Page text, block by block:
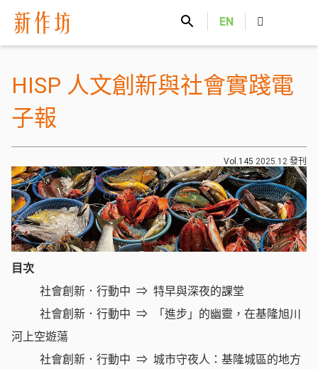
EN
HISP 人文創新與社會實踐電
子報
Vol.145 2025.12 發刊
目次
社會創新．行動中
特早與深夜的課堂
社會創新．行動中
「進步」的幽靈，在基隆旭川
河上空遊蕩
社會創新．行動中
城市守夜人：基隆城區的地方